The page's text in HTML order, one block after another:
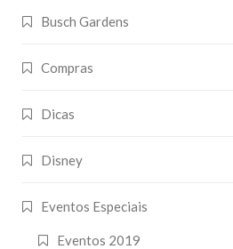
Busch Gardens
Compras
Dicas
Disney
Eventos Especiais
Eventos 2019